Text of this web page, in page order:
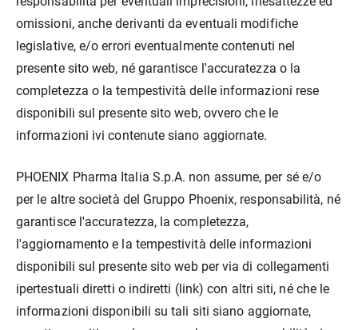
omissioni, anche derivanti da eventuali modifiche
legislative, e/o errori eventualmente contenuti nel
presente sito web, né garantisce l'accuratezza o la
completezza o la tempestività delle informazioni rese
disponibili sul presente sito web, ovvero che le
informazioni ivi contenute siano aggiornate.
PHOENIX Pharma Italia S.p.A. non assume, per sé e/o
per le altre società del Gruppo Phoenix, responsabilità, né
garantisce l'accuratezza, la completezza,
l'aggiornamento e la tempestività delle informazioni
disponibili sul presente sito web per via di collegamenti
ipertestuali diretti o indiretti (link) con altri siti, né che le
informazioni disponibili su tali siti siano aggiornate,